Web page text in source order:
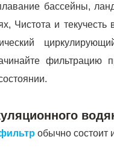
бассейны,
Чистота и
фильтрацию
обычно состоит